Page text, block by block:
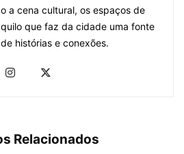
a cena cultural, os espaços de
que faz da cidade uma fonte
histórias e conexões.
Relacionados